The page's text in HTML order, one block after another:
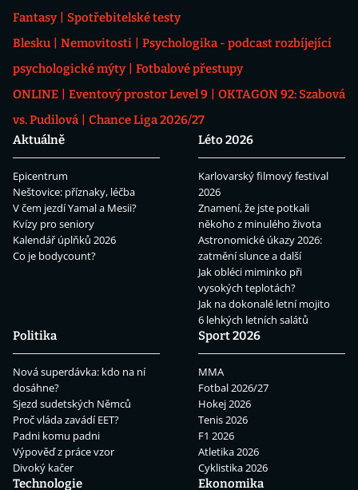
Fantasy
Spotřebitelské testy
Blesku
Nemovitosti
Psychologika - podcast rozbíjející
psychologické mýty
Fotbalové přestupy
ONLINE
Eventový prostor Level 9
OKTAGON 92: Szabová
vs. Pudilová
Chance Liga 2026/27
Aktuálně
Epicentrum
Neštovice: příznaky, léčba
V čem jezdí Yamal a Mesii?
Kvízy pro seniory
Kalendář úplňků 2026
Co je bodycount?
Léto 2026
Karlovarský filmový festival
2026
Znamení, že jste potkali
někoho z minulého života
Astronomické úkazy 2026:
zatmění slunce a další
Jak obléci miminko při
vysokých teplotách?
Jak na dokonalé letní mojito
6 lehkých letních salátů
Politika
Nová superdávka: kdo na ní
dosáhne?
Sjezd sudetských Němců
Proč vláda zavádí EET?
Padni komu padni
Výpověď z práce vzor
Divoký kačer
Sport 2026
MMA
Fotbal 2026/27
Hokej 2026
Tenis 2026
F1 2026
Atletika 2026
Cyklistika 2026
Technologie
Ekonomika